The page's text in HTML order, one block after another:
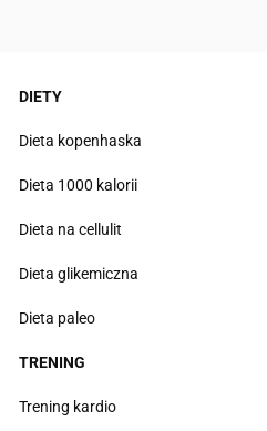
DIETY
Dieta kopenhaska
Dieta 1000 kalorii
Dieta na cellulit
Dieta glikemiczna
Dieta paleo
TRENING
Trening kardio